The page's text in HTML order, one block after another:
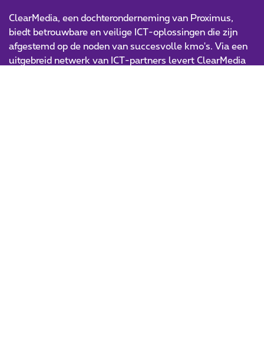
ClearMedia, een dochteronderneming van Proximus,
biedt betrouwbare en veilige ICT-oplossingen die zijn
afgestemd op de noden van succesvolle kmo's. Via een
uitgebreid netwerk van ICT-partners levert ClearMedia